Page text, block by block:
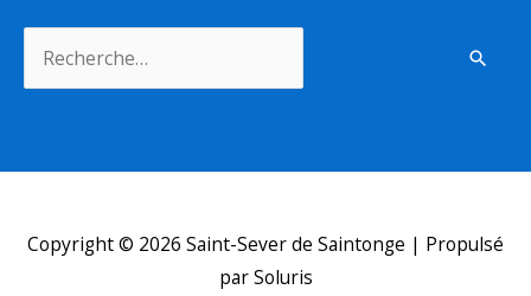
Copyright © 2026 Saint-Sever de Saintonge | Propulsé
par Soluris